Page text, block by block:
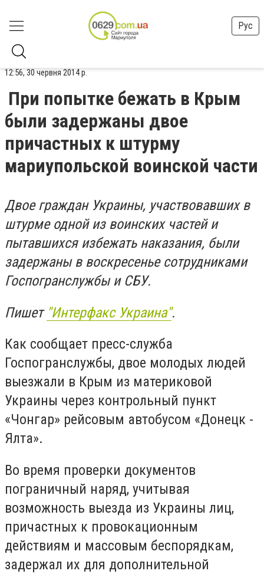
Рус
12:56, 30 червня 2014 р.
При попытке бежать в Крым
были задержаны двое
причастных к штурму
мариупольской воинской части
Двое граждан Украины, участвовавших в
штурме одной из воинских частей и
пытавшихся избежать наказания, были
задержаны в воскресенье сотрудниками
Госпогранслужбы и СБУ.
Пишет "Интерфакс Украина".
Как сообщает пресс-служба
Госпогранслужбы, двое молодых людей
выезжали в Крым из материковой
Украины через контрольный пункт
«Чонгар» рейсовым автобусом «Донецк -
Ялта».
Во время проверки документов
пограничный наряд, учитывая
возможность выезда из Украины лиц,
причастных к провокационным
действиям и массовым беспорядкам,
задержал их для дополнительной